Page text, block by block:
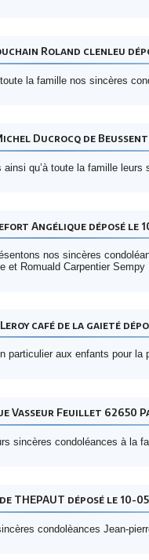
Roland clenleu
la famille nos sincères
Ducrocq de Beussent
qu’à toute la famille leurs
Angélique déposé le
nos sincères
et Romuald Carpentier Sempy
café de la gaieté
particulier aux enfants pour la
Vasseur Feuillet 62650
sincères condoléances à la
THEPAUT déposé le 10-
condolèances Jean-